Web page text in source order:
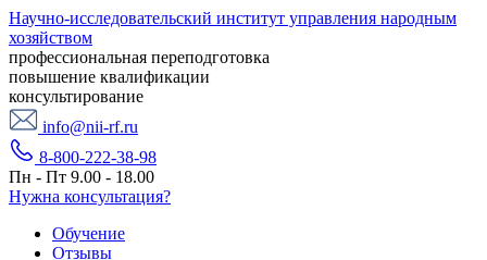
Научно-исследовательский институт управления народным
хозяйством
профессиональная переподготовка
повышение квалификации
консультирование
info@nii-rf.ru
8-800-222-38-98
Пн - Пт 9.00 - 18.00
Нужна консультация?
Обучение
Отзывы